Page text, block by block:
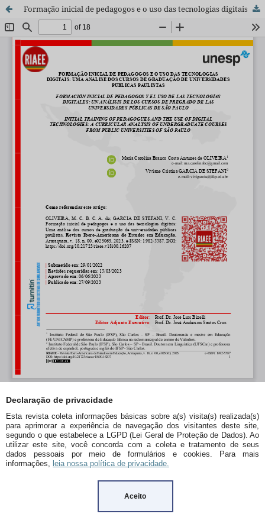
Declaração de privacidade
Esta revista coleta informações básicas sobre a(s) visita(s) realizada(s)
para aprimorar a experiência de navegação dos visitantes deste site,
segundo o que estabelece a LGPD (Lei Geral de Proteção de Dados). Ao
utilizar este site, você concorda com a coleta e tratamento de seus
dados pessoais por meio de formulários e cookies. Para mais
informações, leia nossa política de privacidade.
Aceito
Formação inicial de pedagogos e o uso das tecnologias digitais